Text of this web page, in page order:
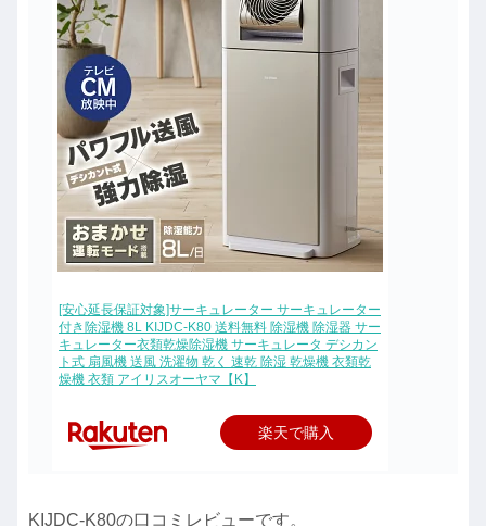
[安心延長保証対象]サーキュレーター サーキュレーター
付き除湿機 8L KIJDC-K80 送料無料 除湿機 除湿器 サー
キュレーター衣類乾燥除湿機 サーキュレータ デシカン
ト式 扇風機 送風 洗濯物 乾く 速乾 除湿 乾燥機 衣類乾
燥機 衣類 アイリスオーヤマ【K】
楽天で購入
KIJDC-K80の口コミレビューです。